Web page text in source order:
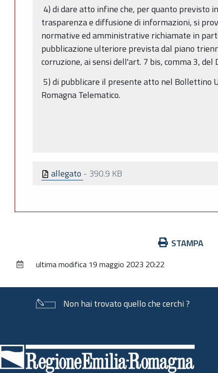
4) di dare atto infine che, per quanto previsto
trasparenza e diffusione di informazioni, si
normative ed amministrative richiamate in
pubblicazione ulteriore prevista dal piano
corruzione, ai sensi dell'art. 7 bis, comma 3, del
5) di pubblicare il presente atto nel Bollettino
Romagna Telematico.
allegato - 390.9 KB
documento
STAMPA
ultima modifica 19 maggio 2023 20:22
Non hai trovato quello che cerchi ?
di
pagina